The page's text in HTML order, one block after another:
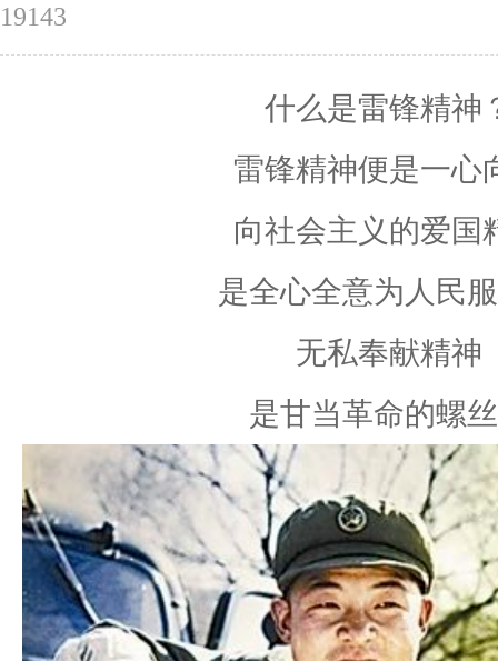
19143
什么是雷锋精神
雷锋精神便是一心
向社会主义的爱国
是全心全意为人民
无私奉献精神
是甘当革命的螺